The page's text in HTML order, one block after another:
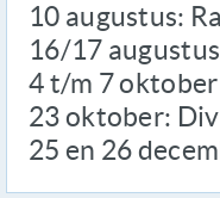
10 augustus:
16/17
4 t/m 7
23 oktober:
25 en 26